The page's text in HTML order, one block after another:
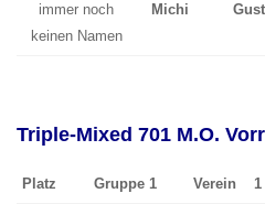
immer noch
keinen Namen
Michi Gustl
Triple-Mixed 701 M.O.
Platz Gruppe 1 Verein 1